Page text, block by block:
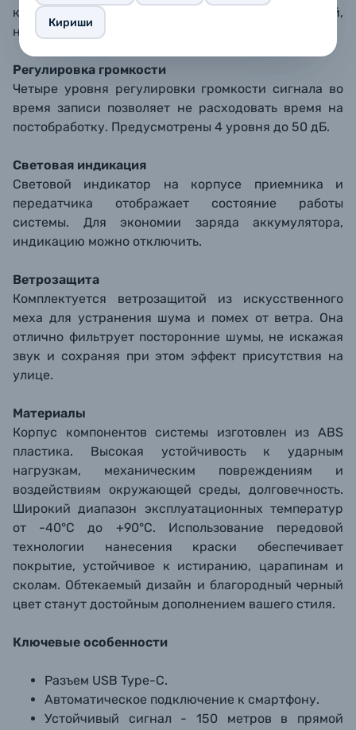
Кириши
конфиденциального общения с командой,
настройки оборудования и т.п.
Регулировка громкости
Четыре уровня регулировки громкости сигнала во
время записи позволяет не расходовать время на
постобработку. Предусмотрены 4 уровня до 50 дБ.
Световая индикация
Световой индикатор на корпусе приемника и
передатчика отображает состояние работы
системы. Для экономии заряда аккумулятора,
индикацию можно отключить.
Ветрозащита
Комплектуется ветрозащитой из искусственного
меха для устранения шума и помех от ветра. Она
отлично фильтрует посторонние шумы, не искажая
звук и сохраняя при этом эффект присутствия на
улице.
Материалы
Корпус компонентов системы изготовлен из ABS
пластика. Высокая устойчивость к ударным
нагрузкам, механическим повреждениям и
воздействиям окружающей среды, долговечность.
Широкий диапазон эксплуатационных температур
от -40°C до +90°C. Использование передовой
технологии нанесения краски обеспечивает
покрытие, устойчивое к истиранию, царапинам и
сколам. Обтекаемый дизайн и благородный черный
цвет станут достойным дополнением вашего стиля.
Ключевые особенности
Разъем USB Type-C.
Автоматическое подключение к смартфону.
Устойчивый сигнал - 150 метров в прямой